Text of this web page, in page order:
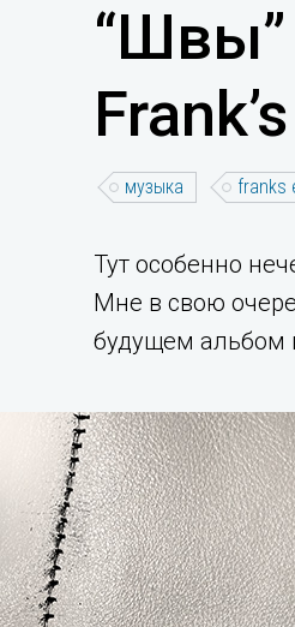
музыка franks
Тут особенно
Мне в свою
будущем альбом